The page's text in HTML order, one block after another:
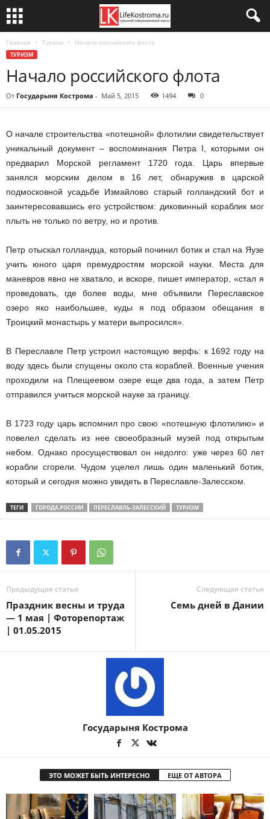
Главная Туризм Начало российского флота
ТУРИЗМ
Начало российского флота
От Государыня Кострома - Май 5, 2015 1494 0
О начале строительства «потешной» флотилии свидетельствует
уникальный документ – воспоминания Петра I, которыми он
предварил Морской регламент 1720 года. Царь впервые
занялся морским делом в 16 лет, обнаружив в царской
подмосковной усадьбе Измайлово старый голландский бот и
заинтересовавшись его устройством: диковинный кораблик мог
плыть не только по ветру, но и против.
Петр отыскал голландца, который починил ботик и стал на Яузе
учить юного царя премудростям морской науки. Места для
маневров явно не хватало, и вскоре, пишет император, «стал я
проведовать, где более воды, мне объявили Переславское
озеро яко наибольшее, куды я под образом обещания в
Троицкий монастырь у матери выпросился».
В Переславле Петр устроил настоящую верфь: к 1692 году на
воду здесь были спущены около ста кораблей. Военные учения
проходили на Плещеевом озере еще два года, а затем Петр
отправился учиться морской науке за границу.
В 1723 году царь вспомнил про свою «потешную флотилию» и
повелел сделать из нее своеобразный музей под открытым
небом. Однако просуществовал он недолго: уже через 60 лет
корабли сгорели. Чудом уцелел лишь один маленький ботик,
который и сегодня можно увидеть в Переславле-Залесском.
ТЕГИ ГОРОДА РОССИИ ПЕРЕСЛАВЛЬ-ЗАЛЕССКИЙ ТУРИЗМ
Предыдущая статья
Праздник весны и труда
— 1 мая | Фоторепортаж
| 01.05.2015
Следующая статья
Семь дней в Дании
Государыня Кострома
ЭТО МОЖЕТ БЫТЬ ИНТЕРЕСНО ЕЩЕ ОТ АВТОРА